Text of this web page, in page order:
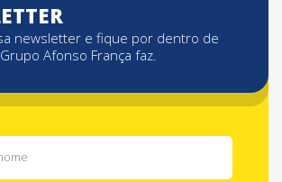
newsletter e fique por dentro de
Afonso França faz.